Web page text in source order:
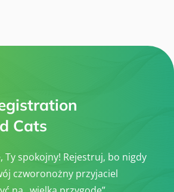
Cats
Ty spokojny! Rejestruj, bo nigdy
czworonożny przyjaciel